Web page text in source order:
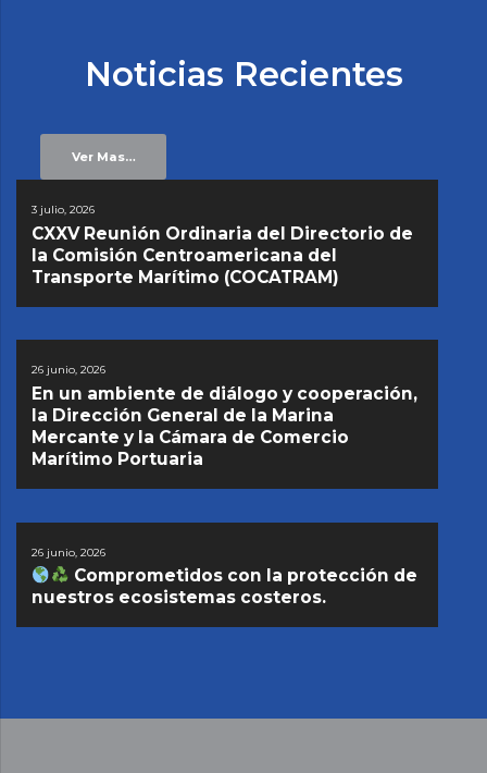
Noticias Recientes
Ver Mas…
3 julio, 2026
CXXV Reunión Ordinaria del Directorio de
la Comisión Centroamericana del
Transporte Marítimo (COCATRAM)
26 junio, 2026
En un ambiente de diálogo y cooperación,
la Dirección General de la Marina
Mercante y la Cámara de Comercio
Marítimo Portuaria
26 junio, 2026
Comprometidos con la protección de
nuestros ecosistemas costeros.